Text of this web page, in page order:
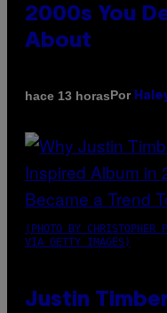
2000s You
About
hace 13 horasPor
(PHOTO BY CHRISTOPHER
VIA GETTY IMAGES)
Justin